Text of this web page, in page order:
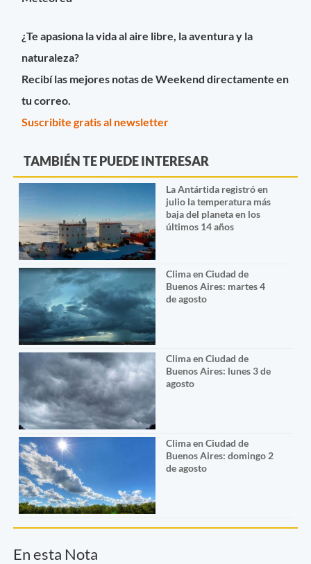
¿Te apasiona la vida al aire libre, la aventura y la
naturaleza?
Recibí las mejores notas de Weekend directamente en
tu correo.
Suscribite gratis al newsletter
TAMBIÉN TE PUEDE INTERESAR
La Antártida registró en
julio la temperatura más
baja del planeta en los
últimos 14 años
Clima en Ciudad de
Buenos Aires: martes 4
de agosto
Clima en Ciudad de
Buenos Aires: lunes 3 de
agosto
Clima en Ciudad de
Buenos Aires: domingo 2
de agosto
En esta Nota